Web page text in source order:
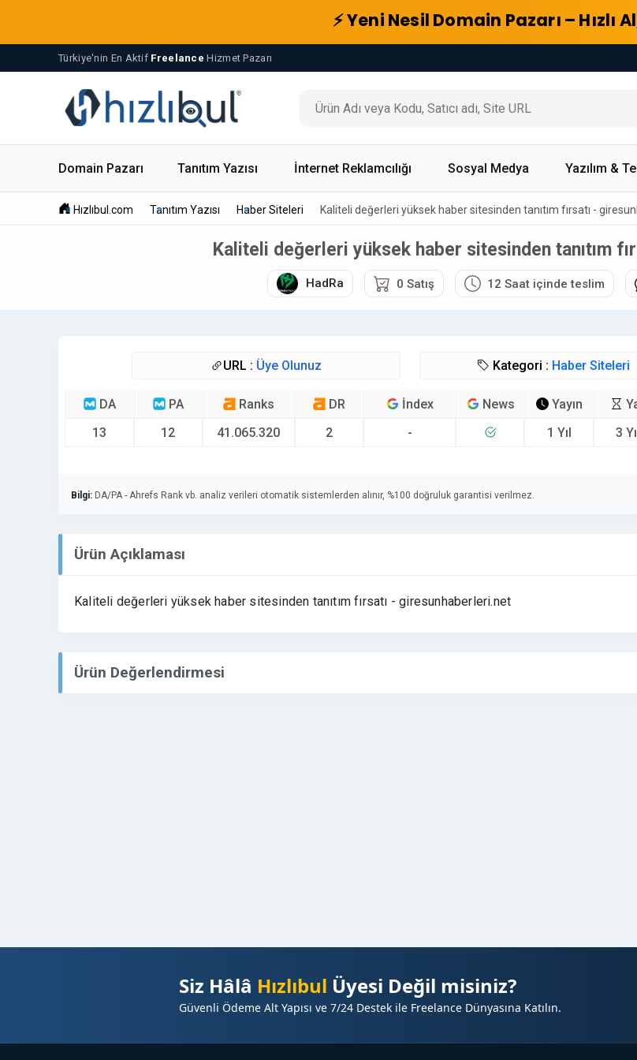
⚡ Yeni Nesil Domain Pazarı – Hızlı
Türkiye'nin En Aktif Freelance Hizmet Pazarı
Domain Pazarı Tanıtım Yazısı İnternet Reklamcılığı Sosyal Medya Yazılım &
Hızlıbul.com Tanıtım Yazısı Haber Siteleri Kaliteli değerleri yüksek haber sitesinden tanıtım fırsatı -
Kaliteli değerleri yüksek haber sitesinden tanıtım
HadRa 0 Satış 12 Saat içinde teslim
URL : Üye Olunuz Kategori : Haber Siteleri
DA
13
PA
12
Ranks
41.065.320
DR
2
İndex
-
News
Yayın
1 Yıl
3 Yıl
Bilgi: DA/PA - Ahrefs Rank vb. analiz verileri otomatik sistemlerden alınır, %100 doğruluk garantisi verilmez.
Ürün Açıklaması
Kaliteli değerleri yüksek haber sitesinden tanıtım fırsatı - giresunhaberleri.net
Ürün Değerlendirmesi
Siz Hâlâ Hızlıbul Üyesi Değil misiniz?
Güvenli Ödeme Alt Yapısı ve 7/24 Destek ile Freelance Dünyasına Katılın.